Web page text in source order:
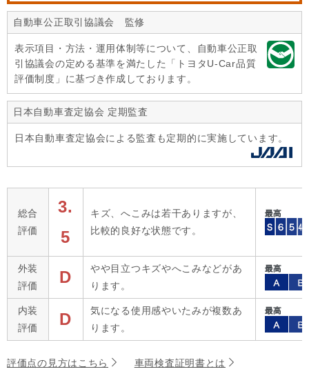
自動車公正取引協議会 監修
表示項目・方法・運用体制等について、自動車公正取
引協議会の定める基準を満たした「トヨタU-Car品質
評価制度」に基づき作成しております。
日本自動車査定協会 定期監査
日本自動車査定協会による監査も定期的に実施しています。
総合
評価
3.
5
キズ、へこみは若干ありますが、
比較的良好な状態です。
外装
評価
D
やや目立つキズやへこみなどがあ
ります。
内装
評価
D
気になる使用感やいたみが複数あ
ります。
評価点の見方はこちら 車両検査証明書とは